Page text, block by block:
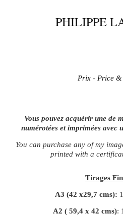
PHILIPPE
Prix - Price &
Vous pouvez acquérir une de
numérotées et imprimées avec
You can purchase any of my
printed with a
Tirages
A3 (42 x29,7 cms):
A2 ( 59,4 x 42 cms):